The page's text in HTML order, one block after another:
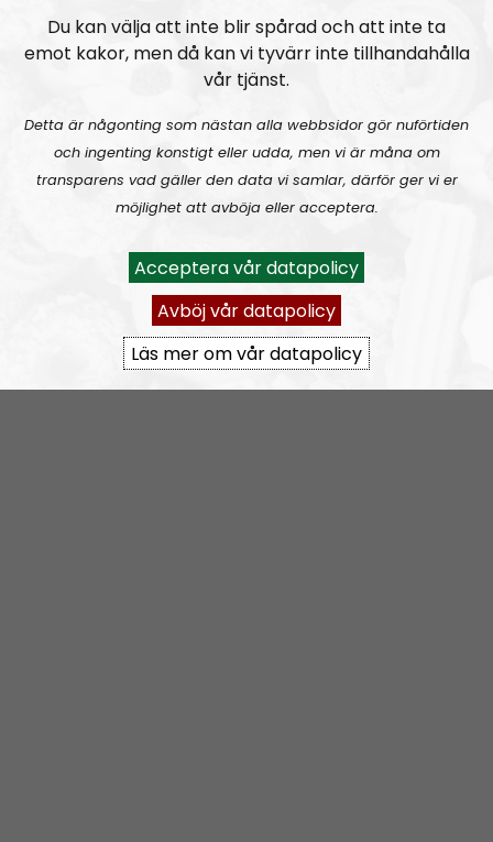
mattan.
Vi vänder inte blad, vi försöker vända på vart enda
Prenumerera på NR Småland medRSS
https://nordiskradio.se/?format=mp3-
rss&show=nr-smland
NR Småland #130:Tillbakablicken.
Du kan välja att inte blir spårad och att inte ta
emot kakor, men då kan vi tyvärr inte tillhandahålla
vår tjänst.
Detta är någonting som nästan alla webbsidor gör nuförtiden
och ingenting konstigt eller udda, men vi är måna om
transparens vad gäller den data vi samlar, därför ger vi er
möjlighet att avböja eller acceptera.
Acceptera vår datapolicy
Avböj vår datapolicy
Läs mer om vår datapolicy